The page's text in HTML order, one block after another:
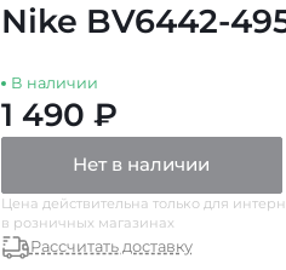
Nike BV6442-
В наличии
1 490 ₽
Нет в наличии
Цена действительна только для
в розничных магазинах
Рассчитать доставку